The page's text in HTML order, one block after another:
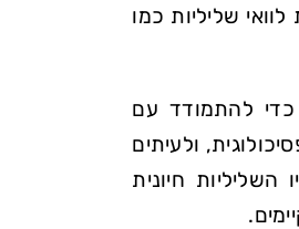
שליליות כמו
כדי להתמודד עם
ולעיתים
חיונית